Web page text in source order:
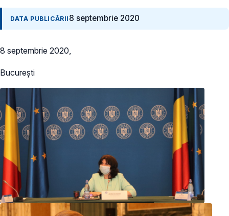
DATA PUBLICĂRII 8 septembrie 2020
8 septembrie 2020,
București